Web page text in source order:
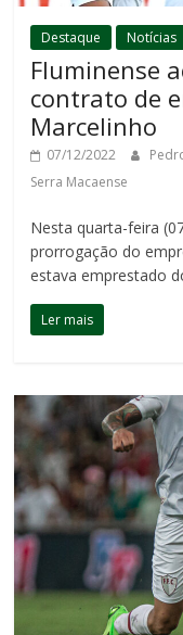
Destaque Notícias
Fluminense
contrato de
Marcelinho
07/12/2022
Serra Macaense
Nesta quarta-feira
prorrogação do
estava emprestado
Ler mais